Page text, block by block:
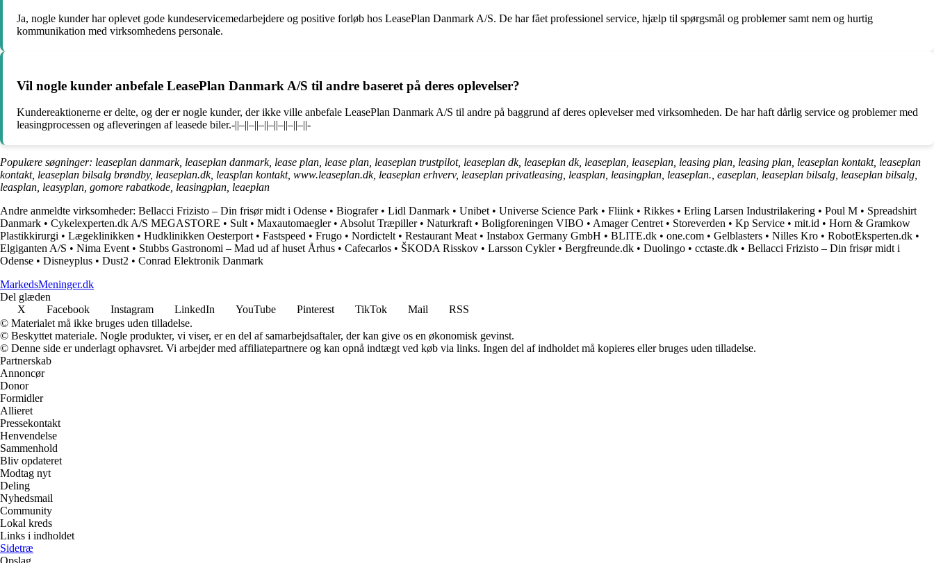
Ja, nogle kunder har oplevet gode kundeservicemedarbejdere og positive forløb hos LeasePlan Danmark A/S. De har fået professionel service, hjælp til spørgsmål og problemer samt nem og hurtig
kommunikation med virksomhedens personale.
Vil nogle kunder anbefale LeasePlan Danmark A/S til andre baseret på deres oplevelser?
Kundereaktionerne er delte, og der er nogle kunder, der ikke ville anbefale LeasePlan Danmark A/S til andre på baggrund af deres oplevelser med virksomheden. De har haft dårlig service og problemer med
leasingprocessen og afleveringen af leasede biler.-||–||–||–||–||–||–||–||-
Populære søgninger: leaseplan danmark, leaseplan danmark, lease plan, lease plan, leaseplan trustpilot, leaseplan dk, leaseplan dk, leaseplan, leaseplan, leasing plan, leasing plan, leaseplan kontakt, leaseplan
kontakt, leaseplan bilsalg brøndby, leaseplan.dk, leasplan kontakt, www.leaseplan.dk, leaseplan erhverv, leaseplan privatleasing, leasplan, leasingplan, leaseplan., easeplan, leaseplan bilsalg, leaseplan bilsalg,
leasplan, leasyplan, gomore rabatkode, leasingplan, leaeplan
Andre anmeldte virksomheder: Bellacci Frizisto – Din frisør midt i Odense • Biografer• Lidl Danmark • Unibet • Universe Science Park • Fliink • Rikkes • Erling Larsen Industrilakering • Poul M • Spreadshirt
Danmark • Cykelexperten.dk A/S MEGASTORE • Sult • Maxautomaegler• Absolut Træpiller• Naturkraft • Boligforeningen VIBO • Amager Centret • Storeverden • Kp Service • mit.id • Horn & Gramkow
Plastikkirurgi • Lægeklinikken • Hudklinikken Oesterport • Fastspeed • Frugo • Nordictelt • Restaurant Meat • Instabox Germany GmbH • BLITE.dk • one.com • Gelblasters • Nilles Kro • RobotEksperten.dk •
Elgiganten A/S • Nima Event • Stubbs Gastronomi – Mad ud af huset Århus • Cafecarlos • ŠKODA Risskov • Larsson Cykler• Bergfreunde.dk • Duolingo • cctaste.dk • Bellacci Frizisto – Din frisør midt i
Odense • Disneyplus • Dust2 • Conrad Elektronik Danmark
MarkedsMeninger.dk
Del glæden
X
Facebook Instagram LinkedIn YouTube Pinterest TikTok Mail
RSS
© Materialet må ikke bruges uden tilladelse.
© Beskyttet materiale. Nogle produkter, vi viser, er en del af samarbejdsaftaler, der kan give os en økonomisk gevinst.
© Denne side er underlagt ophavsret. Vi arbejder med affiliatepartnere og kan opnå indtægt ved køb via links. Ingen del af indholdet må kopieres eller bruges uden tilladelse.
Partnerskab
Annoncør
Donor
Formidler
Allieret
Pressekontakt
Henvendelse
Sammenhold
Bliv opdateret
Modtag nyt
Deling
Nyhedsmail
Community
Lokal kreds
Links i indholdet
Sidetræ